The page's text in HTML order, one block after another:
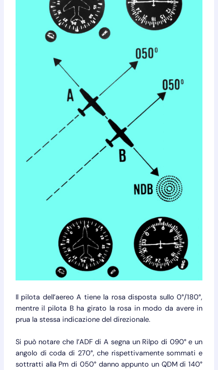
Il pilota dell’aereo A tiene la rosa disposta sullo 0°/180°,
mentre il pilota B ha girato la rosa in modo da avere in
prua la stessa indicazione del direzionale.
Si può notare che l’ADF di A segna un Rilpo di 090° e un
angolo di coda di 270°, che rispettivamente sommati e
sottratti alla Pm di 050° danno appunto un QDM di 140°